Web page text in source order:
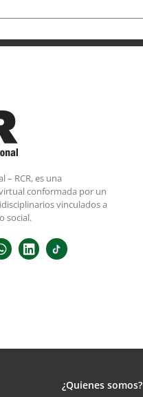
– RCR, es una
conformada por un
vinculados a
social.
¿Quienes somos?